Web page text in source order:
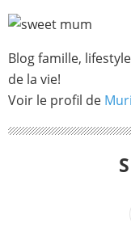
Blog famille,
de la vie!
Voir le profil de